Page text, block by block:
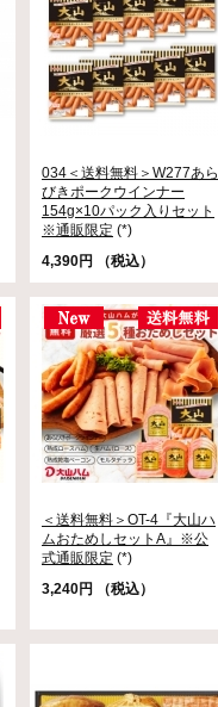
034＜送料無料＞W277あら
びきポークウインナー
154g×10パック入りセット
※通販限定 (*)
4,390円 （税込）
＜送料無料＞OT-4『大山ハ
ムおためしセットA』※公
式通販限定 (*)
3,240円 （税込）